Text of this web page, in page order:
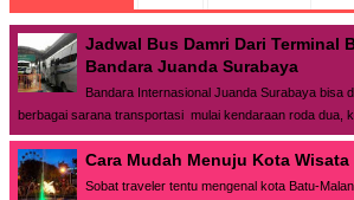
Jadwal Bus Damri Dari Terminal
Bandara Juanda Surabaya
Bandara Internasional Juanda Surabaya bisa
berbagai sarana transportasi mulai kendaraan roda dua,
Cara Mudah Menuju Kota
Sobat traveler tentu mengenal kota Batu-